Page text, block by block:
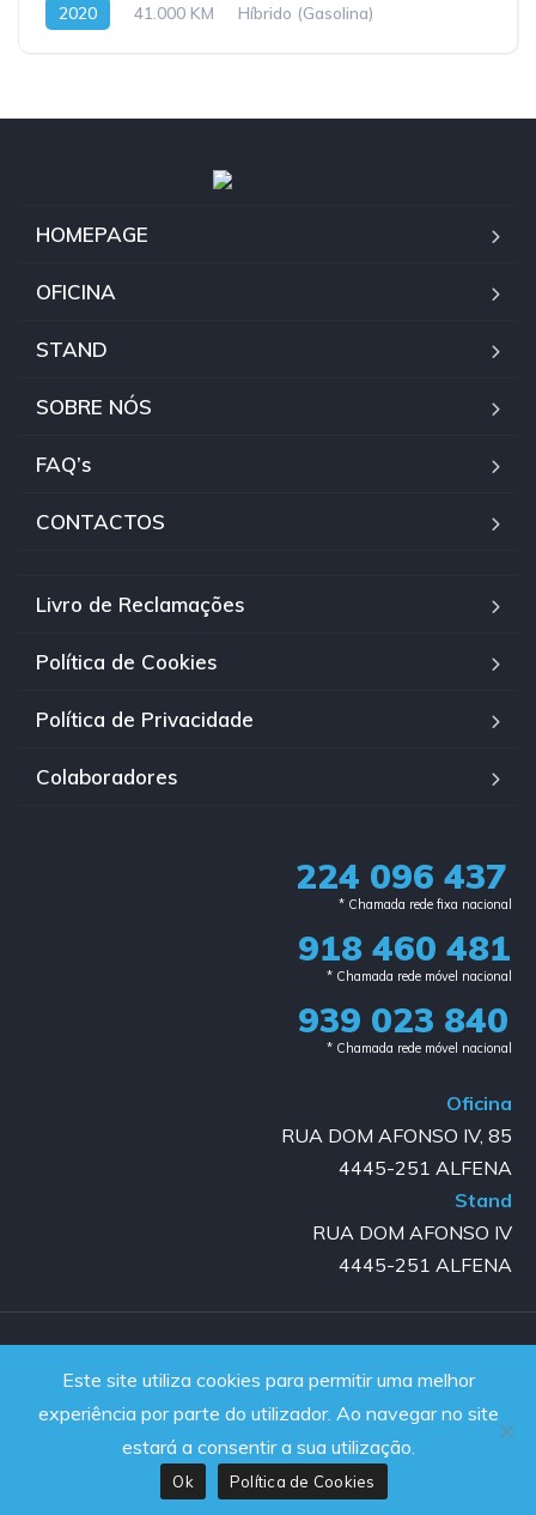
2020 41.000 KM Híbrido (Gasolina)
HOMEPAGE
OFICINA
STAND
SOBRE NÓS
FAQ’s
CONTACTOS
Livro de Reclamações
Política de Cookies
Política de Privacidade
Colaboradores
224 096 437
* Chamada rede fixa nacional​
918 460 481
* Chamada rede móvel nacional
939 023 840​
* Chamada rede móvel nacional
Oficina
RUA DOM AFONSO IV, 85
4445-251 ALFENA
Stand
RUA DOM AFONSO IV
4445-251 ALFENA
Powered by JanelaWeb
Este site utiliza cookies para permitir uma melhor
experiência por parte do utilizador. Ao navegar no site
estará a consentir a sua utilização.
Ok Política de Cookies